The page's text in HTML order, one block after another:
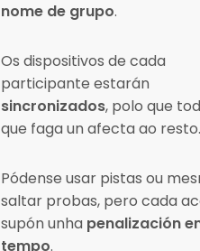
nome de grupo.
Os dispositivos de cada
participante estarán
sincronizados, polo que
que faga un afecta ao resto.
Pódense usar pistas ou
saltar probas, pero cada
supón unha penalización
tempo.